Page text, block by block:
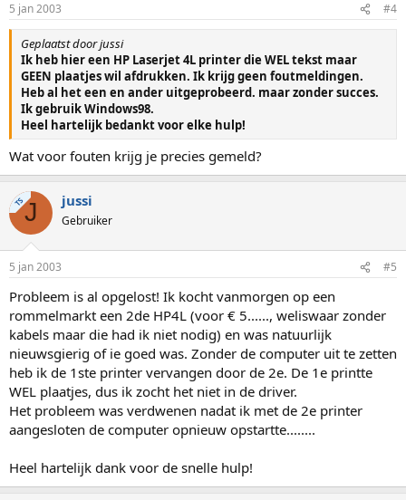
5 jan 2003 #4
Geplaatst door jussi
Ik heb hier een HP Laserjet 4L printer die WEL tekst maar
GEEN plaatjes wil afdrukken. Ik krijg geen foutmeldingen.
Heb al het een en ander uitgeprobeerd. maar zonder succes.
Ik gebruik Windows98.
Heel hartelijk bedankt voor elke hulp!
Wat voor fouten krijg je precies gemeld?
TSJ jussi
Gebruiker
5 jan 2003 #5
Probleem is al opgelost! Ik kocht vanmorgen op een
rommelmarkt een 2de HP4L (voor € 5......, weliswaar zonder
kabels maar die had ik niet nodig) en was natuurlijk
nieuwsgierig of ie goed was. Zonder de computer uit te zetten
heb ik de 1ste printer vervangen door de 2e. De 1e printte
WEL plaatjes, dus ik zocht het niet in de driver.
Het probleem was verdwenen nadat ik met de 2e printer
aangesloten de computer opnieuw opstartte........
Heel hartelijk dank voor de snelle hulp!